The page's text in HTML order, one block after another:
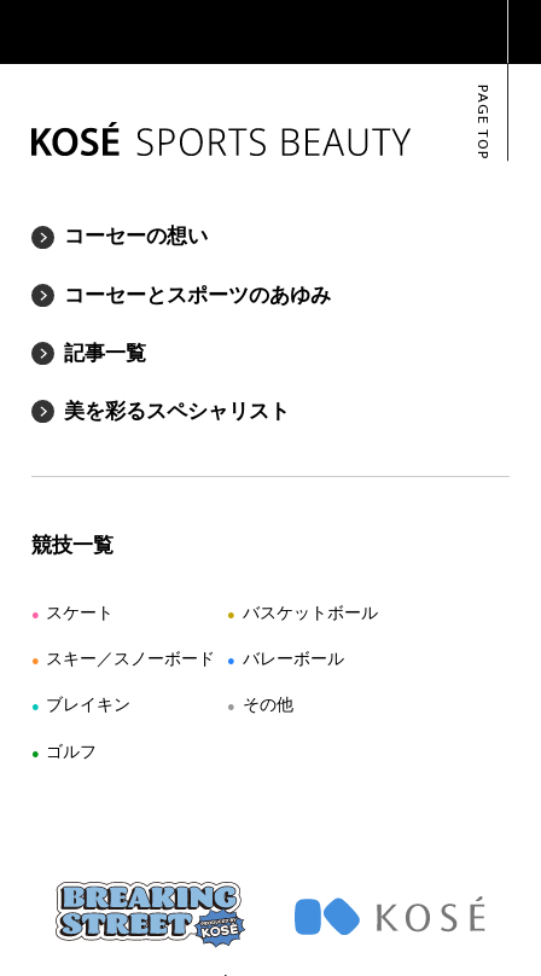
PAGE TOP
コーセーの想い
コーセーとスポーツのあゆみ
記事一覧
美を彩るスペシャリスト
競技一覧
● スケート
● スキー／スノーボード
● ブレイキン
● ゴルフ
● バスケットボール
● バレーボール
● その他